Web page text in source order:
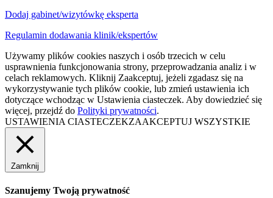
Dodaj gabinet/wizytówkę eksperta
Regulamin dodawania klinik/ekspertów
Używamy plików cookies naszych i osób trzecich w celu
usprawnienia funkcjonowania strony, przeprowadzania analiz i w
celach reklamowych. Kliknij Zaakceptuj, jeżeli zgadasz się na
wykorzystywanie tych plików cookie, lub zmień ustawienia ich
dotyczące wchodząc w Ustawienia ciasteczek. Aby dowiedzieć się
więcej, przejdź do Polityki prywatności.
USTAWIENIA CIASTECZEKZAAKCEPTUJ WSZYSTKIE
Zamknij
Szanujemy Twoją prywatność